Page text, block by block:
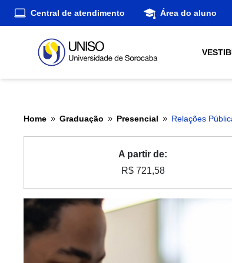
Central de atendimento Área do aluno
Home 9 Graduação 9 Presencial 9 Relações
A partir de:
R$ 721,58